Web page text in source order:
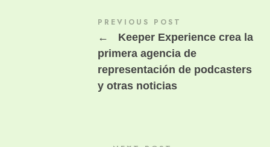
PREVIOUS POST
←
Keeper Experience crea la
primera agencia de
representación de podcasters
y otras noticias